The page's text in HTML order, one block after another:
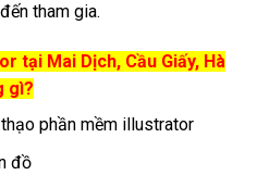
tham gia.
tại Mai Dịch, Cầu Giấy, Hà
gì?
phần mềm illustrator
đồ